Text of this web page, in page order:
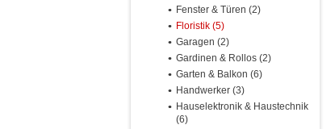
Fenster & Türen (2)
Floristik (5)
Garagen (2)
Gardinen & Rollos (2)
Garten & Balkon (6)
Handwerker (3)
Hauselektronik & Haustechnik
(6)